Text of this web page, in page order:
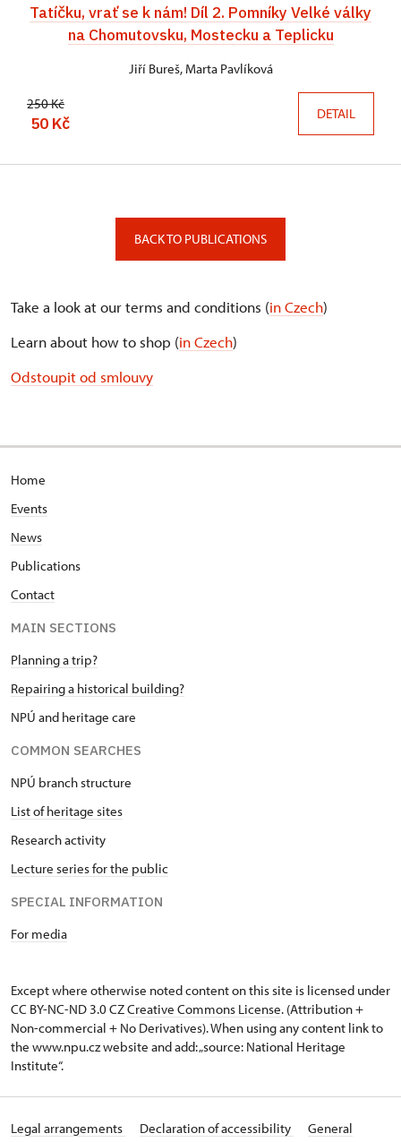
Tatíčku, vrať se k nám! Díl 2. Pomníky Velké války
na Chomutovsku, Mostecku a Teplicku
Jiří Bureš, Marta Pavlíková
250 Kč
50 Kč DETAIL
BACK TO PUBLICATIONS
Take a look at our terms and conditions (in Czech)
Learn about how to shop (in Czech)
Odstoupit od smlouvy
Home
Events
News
Publications
Contact
MAIN SECTIONS
Planning a trip?
Repairing a historical building?
NPÚ and heritage care
COMMON SEARCHES
NPÚ branch structure
List of heritage sites
Research activity
Lecture series for the public
SPECIAL INFORMATION
For media
Except where otherwise noted content on this site is licensed under
CC BY-NC-ND 3.0 CZCreative Commons License. (Attribution +
Non-commercial + No Derivatives). When using any content link to
the www.npu.cz website and add: „source: National Heritage
Institute“.
Legal arrangements Declaration of accessibility
General